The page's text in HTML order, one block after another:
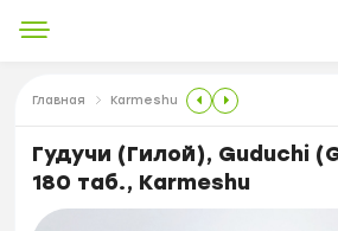
Главная Karmeshu
Гудучи (Гилой), Guduchi
180 таб., Karmeshu